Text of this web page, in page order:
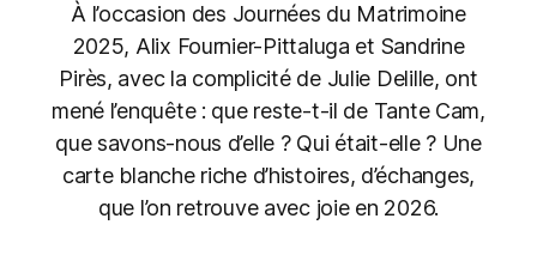
À l’occasion des Journées du Matrimoine
2025, Alix Fournier-Pittaluga et Sandrine
Pirès, avec la complicité de Julie Delille, ont
mené l’enquête : que reste-t-il de Tante Cam,
que savons-nous d’elle ? Qui était-elle ? Une
carte blanche riche d’histoires, d’échanges,
que l’on retrouve avec joie en 2026.